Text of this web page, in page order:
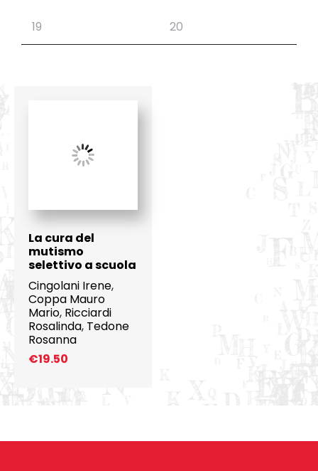
La cura del
mutismo
selettivo a scuola
Cingolani Irene,
Coppa Mauro
Mario, Ricciardi
Rosalinda, Tedone
Rosanna
€19.50